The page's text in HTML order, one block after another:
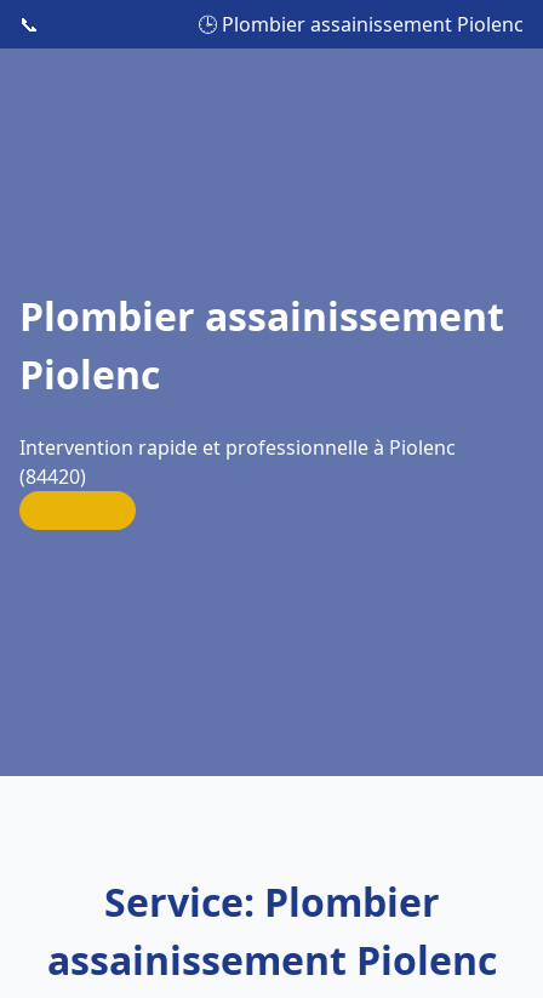
📞 🕒 Plombier assainissement Piolenc
Plombier assainissement
Piolenc
Intervention rapide et professionnelle à Piolenc
(84420)
Service: Plombier
assainissement Piolenc